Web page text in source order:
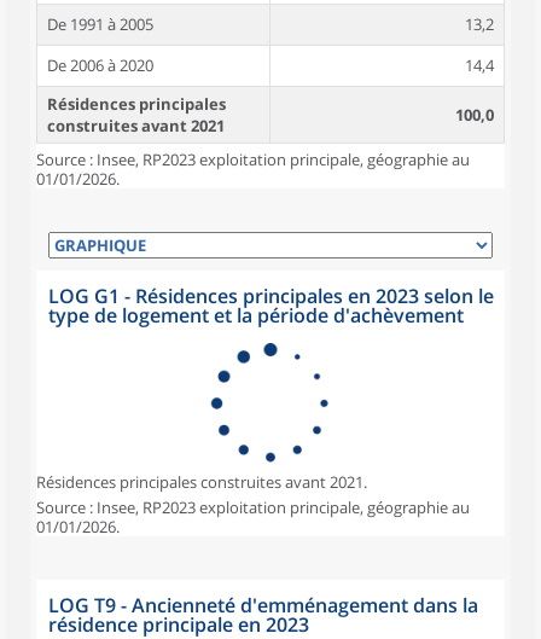
De 1991 à 2005
13,2
De 2006 à 2020
14,4
Résidences principales
construites avant 2021
100,0
Source : Insee, RP2023 exploitation principale, géographie au
01/01/2026.
LOG G1 - Résidences principales en 2023 selon le
type de logement et la période d'achèvement
Résidences principales construites avant 2021.
Source : Insee, RP2023 exploitation principale, géographie au
01/01/2026.
LOG T9 - Ancienneté d'emménagement dans la
résidence principale en 2023